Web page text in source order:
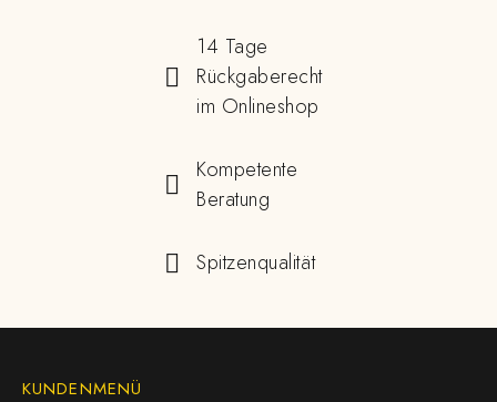
14 Tage
Rückgaberecht
im Onlineshop
Kompetente
Beratung
Spitzenqualität
KUNDENMENÜ